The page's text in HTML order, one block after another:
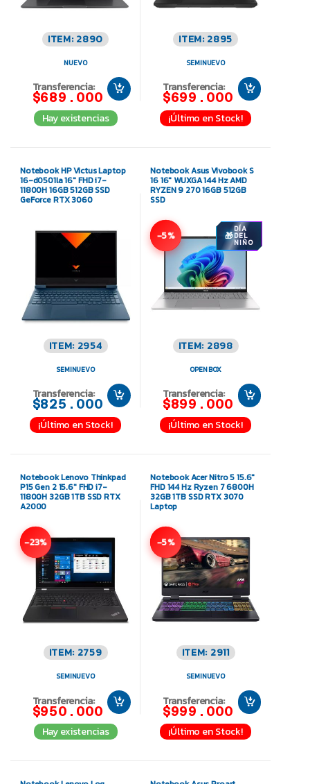
ITEM: 2890
NUEVO
Transferencia:
$689.000
Hay existencias
ITEM: 2895
SEMINUEVO
Transferencia:
$699.000
¡Último en Stock!
Notebook HP Victus Laptop
16-d0501la 16″ FHD i7-
11800H 16GB 512GB SSD
GeForce RTX 3060
ITEM: 2954
SEMINUEVO
Transferencia:
$825.000
¡Último en Stock!
Notebook Asus Vivobook S
16 16″ WUXGA 144 Hz AMD
RYZEN 9 270 16GB 512GB
SSD
-5% DÍA
DEL
NIÑO
ITEM: 2898
OPEN BOX
Transferencia:
$899.000
¡Último en Stock!
Notebook Lenovo Thinkpad
P15 Gen 2 15.6″ FHD i7-
11800H 32GB 1TB SSD RTX
A2000
-23%
ITEM: 2759
SEMINUEVO
Transferencia:
$950.000
Hay existencias
Notebook Acer Nitro 5 15.6″
FHD 144 Hz Ryzen 7 6800H
32GB 1TB SSD RTX 3070
Laptop
-5%
ITEM: 2911
SEMINUEVO
Transferencia:
$999.000
¡Último en Stock!